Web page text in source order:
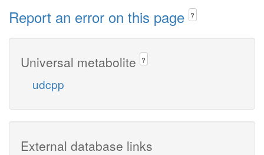
Report an error on this page ?
Universal metabolite ?
udcpp
External database links